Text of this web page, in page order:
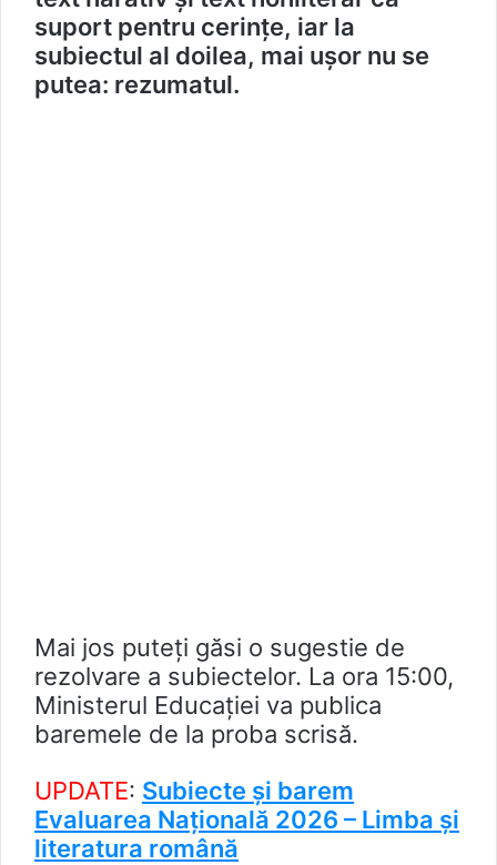
suport pentru cerințe, iar la
subiectul al doilea, mai ușor nu se
putea: rezumatul.
Mai jos puteți găsi o sugestie de
rezolvare a subiectelor. La ora 15:00,
Ministerul Educației va publica
baremele de la proba scrisă.
UPDATE: Subiecte și barem
Evaluarea Națională 2026 – Limba și
literatura română